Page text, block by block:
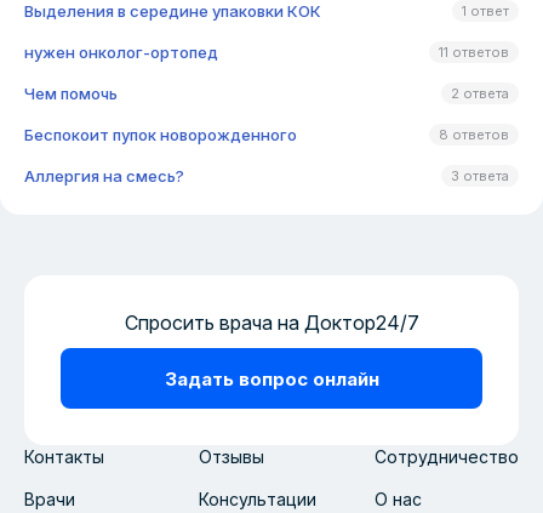
Выделения в середине упаковки КОК 1 ответ
нужен онколог-ортопед 11 ответов
Чем помочь 2 ответа
Беспокоит пупок новорожденного 8 ответов
Аллергия на смесь? 3 ответа
Контакты Отзывы Сотрудничество
Врачи Консультации О нас
Спросить врача на Доктор24/7
Задать вопрос онлайн